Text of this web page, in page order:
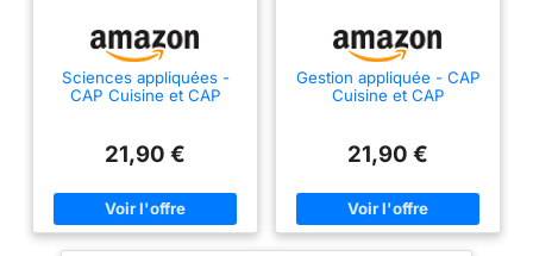
Sciences appliquées -
CAP Cuisine et CAP
(CSHCR)
21,90 €
Gestion appliquée - CAP
Cuisine et CAP
21,90 €